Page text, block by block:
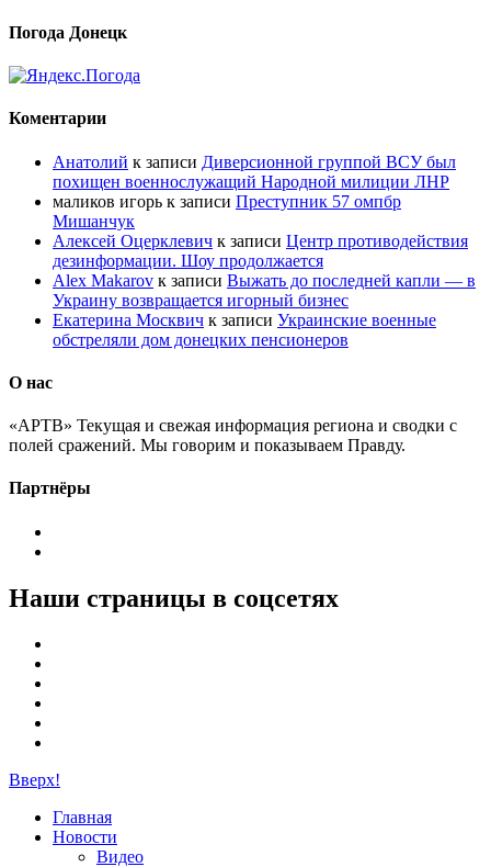
Погода Донецк
Коментарии
Анатолий к записи Диверсионной группой ВСУ был
похищен военнослужащий Народной милиции ЛНР
маликов игорь к записи Преступник 57 омпбр
Мишанчук
Алексей Оцерклевич к записи Центр противодействия
дезинформации. Шоу продолжается
Alex Makarov к записи Выжать до последней капли — в
Украину возвращается игорный бизнес
Екатерина Москвич к записи Украинские военные
обстреляли дом донецких пенсионеров
О нас
«АРТВ» Текущая и свежая информация региона и сводки с
полей сражений. Мы говорим и показываем Правду.
Партнёры
Наши страницы в соцсетях
Вверх!
Главная
Новости
Видео